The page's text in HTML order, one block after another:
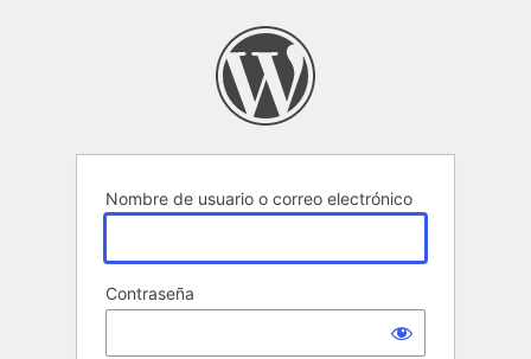
Nombre de usuario o correo electrónico
Contraseña